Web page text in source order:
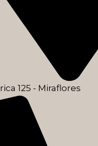
125 - Miraflores